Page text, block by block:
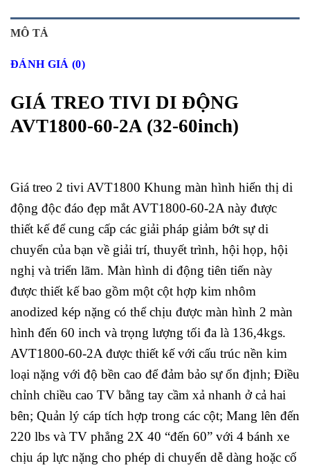
MÔ TẢ
ĐÁNH GIÁ (0)
GIÁ TREO TIVI DI ĐỘNG
AVT1800-60-2A (32-60inch)
Giá treo 2 tivi AVT1800 Khung màn hình hiển thị di
động độc đáo đẹp mắt AVT1800-60-2A này được
thiết kế để cung cấp các giải pháp giảm bớt sự di
chuyển của bạn về giải trí, thuyết trình, hội họp, hội
nghị và triển lãm. Màn hình di động tiên tiến này
được thiết kế bao gồm một cột hợp kim nhôm
anodized kép nặng có thể chịu được màn hình 2 màn
hình đến 60 inch và trọng lượng tối đa là 136,4kgs.
AVT1800-60-2A được thiết kế với cấu trúc nền kim
loại nặng với độ bền cao để đảm bảo sự ổn định; Điều
chỉnh chiều cao TV bằng tay cầm xả nhanh ở cả hai
bên; Quản lý cáp tích hợp trong các cột; Mang lên đến
220 lbs và TV phẳng 2X 40 “đến 60” với 4 bánh xe
chịu áp lực nặng cho phép di chuyển dễ dàng hoặc cố